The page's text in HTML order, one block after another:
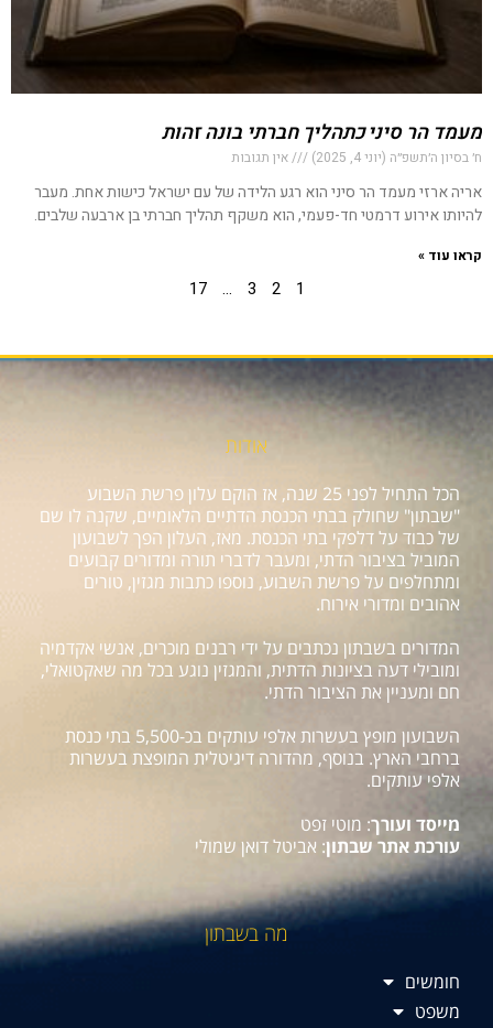
מעמד הר סיני כתהליך חברתי בונה זהות
ח׳ בסיון ה׳תשפ״ה (יוני 4, 2025) אין תגובות
אריה ארזי מעמד הר סיני הוא רגע הלידה של עם ישראל כישות אחת. מעבר
להיותו אירוע דרמטי חד-פעמי, הוא משקף תהליך חברתי בן ארבעה שלבים.
קראו עוד »
1
2
3
…
17
אודות
הכל התחיל לפני 25 שנה, אז הוקם עלון פרשת השבוע
"שבתון" שחולק בבתי הכנסת הדתיים הלאומיים, שקנה לו שם
של כבוד על דלפקי בתי הכנסת. מאז, העלון הפך לשבועון
המוביל בציבור הדתי, ומעבר לדברי תורה ומדורים קבועים
ומתחלפים על פרשת השבוע, נוספו כתבות מגזין, טורים
אהובים ומדורי אירוח.
המדורים בשבתון נכתבים על ידי רבנים מוכרים, אנשי אקדמיה
ומובילי דעה בציונות הדתית, והמגזין נוגע בכל מה שאקטואלי,
חם ומעניין את הציבור הדתי.
השבועון מופץ בעשרות אלפי עותקים בכ-5,500 בתי כנסת
ברחבי הארץ. בנוסף, מהדורה דיגיטלית המופצת בעשרות
אלפי עותקים.
מייסד ועורך: מוטי זפט
עורכת אתר שבתון: אביטל דואן שמולי
מה בשבתון
חומשים
משפט